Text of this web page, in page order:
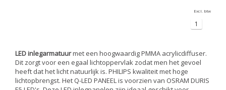
Excl. btw
1
LED inlegarmatuurmet een hoogwaardig PMMA acrylicdiffuser.
Dit zorgt voor een egaal lichtoppervlak zodat men het gevoel
heeft dat het licht natuurlijk is. PHILIPS kwaliteit met hoge
lichtopbrengst. Het Q-LED PANEEL is voorzien van OSRAM DURIS